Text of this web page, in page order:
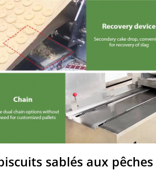
sablés aux pêches